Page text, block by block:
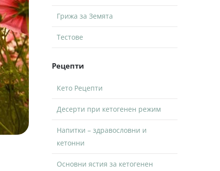
Грижа за Земята
Тестове
Рецепти
Кето Рецепти
Десерти при кетогенен режим
Напитки – здравословни и
кетонни
Основни ястия за кетогенен